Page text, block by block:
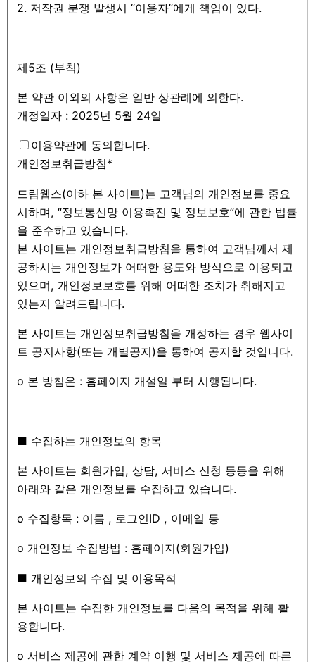
2. 저작권 분쟁 발생시 “이용자”에게 책임이 있다.
제5조 (부칙)
본 약관 이외의 사항은 일반 상관례에 의한다.
개정일자 : 2025년 5월 24일
이용약관에 동의합니다.
개인정보취급방침*
드림웹스(이하 본 사이트)는 고객님의 개인정보를 중요
시하며, “정보통신망 이용촉진 및 정보보호”에 관한 법률
을 준수하고 있습니다.
본 사이트는 개인정보취급방침을 통하여 고객님께서 제
공하시는 개인정보가 어떠한 용도와 방식으로 이용되고
있으며, 개인정보보호를 위해 어떠한 조치가 취해지고
있는지 알려드립니다.
본 사이트는 개인정보취급방침을 개정하는 경우 웹사이
트 공지사항(또는 개별공지)을 통하여 공지할 것입니다.
ο 본 방침은 : 홈페이지 개설일 부터 시행됩니다.
■ 수집하는 개인정보의 항목
본 사이트는 회원가입, 상담, 서비스 신청 등등을 위해
아래와 같은 개인정보를 수집하고 있습니다.
ο 수집항목 : 이름 , 로그인ID , 이메일 등
ο 개인정보 수집방법 : 홈페이지(회원가입)
■ 개인정보의 수집 및 이용목적
본 사이트는 수집한 개인정보를 다음의 목적을 위해 활
용합니다.
ο 서비스 제공에 관한 계약 이행 및 서비스 제공에 따른